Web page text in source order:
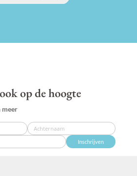
op de hoogte
meer
Inschrijven